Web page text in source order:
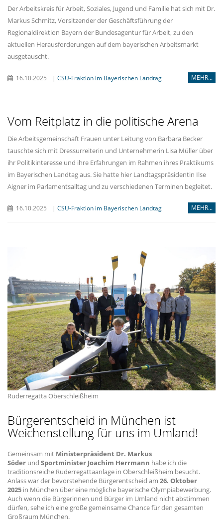
Der Arbeitskreis für Arbeit, Soziales, Jugend und Familie hat sich mit Dr.
Markus Schmitz, Vorsitzender der Geschäftsführung der
Regionaldirektion Bayern der Bundesagentur für Arbeit, zu den
aktuellen Herausforderungen auf dem bayerischen Arbeitsmarkt
ausgetauscht.
16.10.2025 | CSU-Fraktion im Bayerischen Landtag MEHR...
Vom Reitplatz in die politische Arena
Die Arbeitsgemeinschaft Frauen unter Leitung von Barbara Becker
tauschte sich mit Dressurreiterin und Unternehmerin Lisa Müller über
ihr Politikinteresse und ihre Erfahrungen im Rahmen ihres Praktikums
im Bayerischen Landtag aus. Sie hatte hier Landtagspräsidentin Ilse
Aigner im Parlamentsalltag und zu verschiedenen Terminen begleitet.
16.10.2025 | CSU-Fraktion im Bayerischen Landtag MEHR...
Ruderregatta Oberschleißheim
Bürgerentscheid in München ist
Weichenstellung für uns im Umland!
Gemeinsam mit Ministerpräsident Dr. Markus
Söder und Sportminister Joachim Herrmann habe ich die
traditionsreiche Ruderregattaanlage in Oberschleißheim besucht.
Anlass war der bevorstehende Bürgerentscheid am 26. Oktober
2025 in München über eine mögliche bayerische Olympiabewerbung.
Auch wenn die Bürgerinnen und Bürger im Umland nicht abstimmen
dürfen, sehe ich eine große gemeinsame Chance für den gesamten
Großraum München.